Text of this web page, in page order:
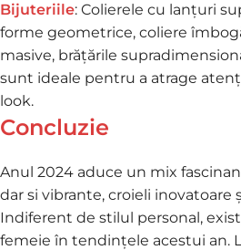
Bijuteriile: Colierele cu lanțuri
forme geometrice, coliere
masive, brățările
sunt ideale pentru a atrage
look.
Concluzie
Anul 2024 aduce un mix
dar si vibrante, croieli inovatoare
Indiferent de stilul personal,
femeie în tendințele acestui an.